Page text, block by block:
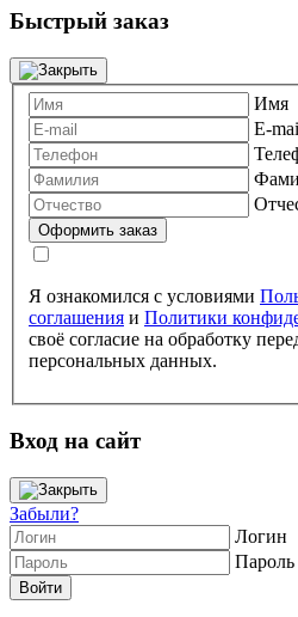
Быстрый заказ
Имя
E-
Я ознакомился с условиями
соглашения и Политики
своё согласие на обработку
персональных данных.
Вход на сайт
Забыли?
Логин
Пароль